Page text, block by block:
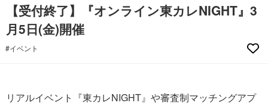
【受付終了】『オンライン東カレNIGHT』3
月5日(金)開催
#イベント
リアルイベント『東カレNIGHT』や審査制マッチングアプ